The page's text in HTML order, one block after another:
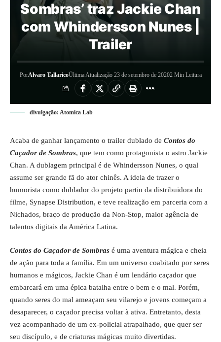
Sombras’ traz Jackie Chan
com Whindersson Nunes |
Trailer
PorAlvaro TallaricoÚltima Atualização 23 de setembro de 20202 Min Leitura
divulgação: Atomica Lab
Acaba de ganhar lançamento o trailer dublado de Contos do
Caçador de Sombras, que tem como protagonista o astro Jackie
Chan. A dublagem principal é de Whindersson Nunes, o qual
assume ser grande fã do ator chinês. A ideia de trazer o
humorista como dublador do projeto partiu da distribuidora do
filme, Synapse Distribution, e teve realização em parceria com a
Nichados, braço de produção da Non-Stop, maior agência de
talentos digitais da América Latina.
Contos do Caçador de Sombras é uma aventura mágica e cheia
de ação para toda a família. Em um universo coabitado por seres
humanos e mágicos, Jackie Chan é um lendário caçador que
embarcará em uma épica batalha entre o bem e o mal. Porém,
quando seres do mal ameaçam seu vilarejo e jovens começam a
desaparecer, o caçador precisa voltar à ativa. Entretanto, desta
vez acompanhado de um ex-policial atrapalhado, que quer ser
seu discípulo, e de criaturas mágicas muito divertidas.